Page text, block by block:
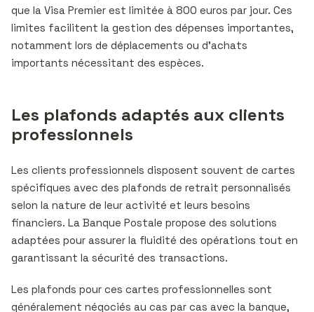
que la Visa Premier est limitée à 800 euros par jour. Ces
limites facilitent la gestion des dépenses importantes,
notamment lors de déplacements ou d’achats
importants nécessitant des espèces.
Les plafonds adaptés aux clients
professionnels
Les clients professionnels disposent souvent de cartes
spécifiques avec des plafonds de retrait personnalisés
selon la nature de leur activité et leurs besoins
financiers. La Banque Postale propose des solutions
adaptées pour assurer la fluidité des opérations tout en
garantissant la sécurité des transactions.
Les plafonds pour ces cartes professionnelles sont
généralement négociés au cas par cas avec la banque,